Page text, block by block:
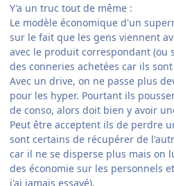
Y'a un truc tout de même :
Le modèle économique d'un
sur le fait que les gens viennent
avec le produit correspondant (ou
des conneries achetées car ils
Avec un drive, on ne passe plus
pour les hyper. Pourtant ils
de conso, alors doit bien y avoir
Peut être acceptent ils de perdre
sont certains de récupérer de
car il ne se disperse plus mais on
des économie sur les personnels
j'ai jamais essayé).